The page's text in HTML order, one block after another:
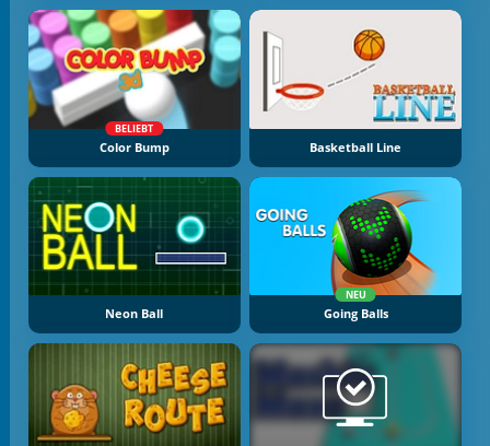
BELIEBT
Color Bump Basketball Line
Neon Ball
NEU
Going Balls